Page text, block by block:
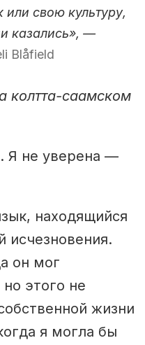
или свою культуру,
казались», —
Blåfield
колтта-саамском
Я не уверена —
находящийся
исчезновения.
он мог
этого не
жизни
я могла бы